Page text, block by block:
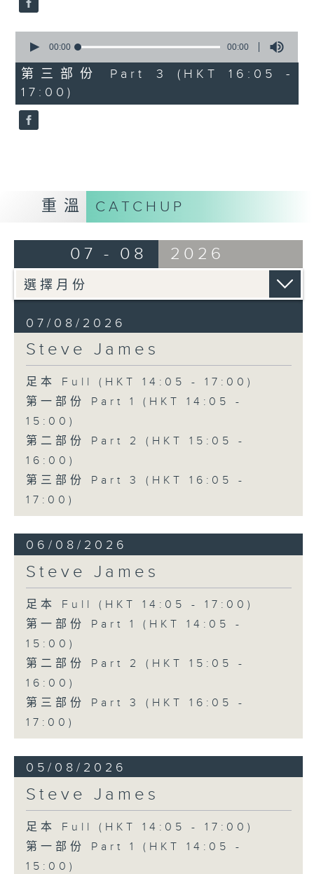
seconds
0
seconds
00:00 00:00
第三部份 Part 3 (HKT 16:05 -
17:00)
重溫 CATCHUP
07 - 08 2026
07/08/2026
Steve James
足本 Full (HKT 14:05 - 17:00)
第一部份 Part 1 (HKT 14:05 -
15:00)
第二部份 Part 2 (HKT 15:05 -
16:00)
第三部份 Part 3 (HKT 16:05 -
17:00)
06/08/2026
Steve James
足本 Full (HKT 14:05 - 17:00)
第一部份 Part 1 (HKT 14:05 -
15:00)
第二部份 Part 2 (HKT 15:05 -
16:00)
第三部份 Part 3 (HKT 16:05 -
17:00)
05/08/2026
Steve James
足本 Full (HKT 14:05 - 17:00)
第一部份 Part 1 (HKT 14:05 -
15:00)